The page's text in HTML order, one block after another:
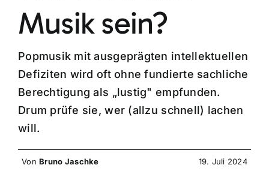
Musik sein?
Popmusik mit ausgeprägten intellektuellen
Defiziten wird oft ohne fundierte sachliche
Berechtigung als „lustig" empfunden.
Drum prüfe sie, wer (allzu schnell) lachen
will.
VonBruno Jaschke 19. Juli 2024